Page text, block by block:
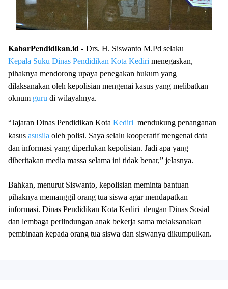
KabarPendidikan.id- Drs. H. Siswanto M.Pd selaku
Kepala Suku Dinas Pendidikan Kota Kediri menegaskan,
pihaknya mendorong upaya penegakan hukum yang
dilaksanakan oleh kepolisian mengenai kasus yang melibatkan
oknum guru di wilayahnya.
“Jajaran Dinas Pendidikan Kota Kediri mendukung penanganan
kasus asusila oleh polisi. Saya selalu kooperatif mengenai data
dan informasi yang diperlukan kepolisian. Jadi apa yang
diberitakan media massa selama ini tidak benar,” jelasnya.
Bahkan, menurut Siswanto, kepolisian meminta bantuan
pihaknya memanggil orang tua siswa agar mendapatkan
informasi. Dinas Pendidikan Kota Kediri dengan Dinas Sosial
dan lembaga perlindungan anak bekerja sama melaksanakan
pembinaan kepada orang tua siswa dan siswanya dikumpulkan.